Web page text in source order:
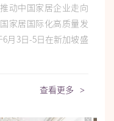
动中国家居企业走向
家居国际化高质量发
月3日-5日在新加坡盛
查看更多 >